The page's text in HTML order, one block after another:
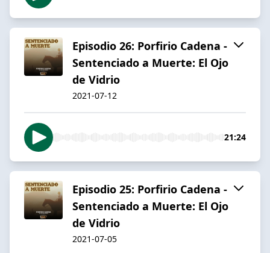
Episodio 26: Porfirio Cadena -
Sentenciado a Muerte: El Ojo
de Vidrio
2021-07-12
21:24
Episodio 25: Porfirio Cadena -
Sentenciado a Muerte: El Ojo
de Vidrio
2021-07-05